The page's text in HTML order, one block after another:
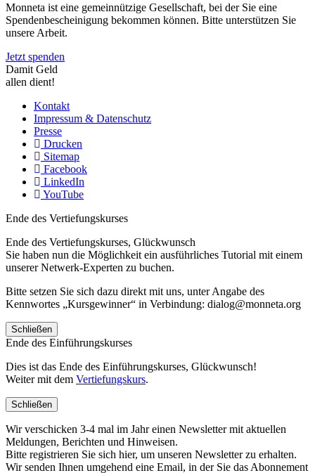
Monneta ist eine gemeinnützige Gesellschaft, bei der Sie eine
Spendenbescheinigung bekommen können. Bitte unterstützen Sie
unsere Arbeit.
Jetzt spenden
Damit Geld
allen dient!
Kontakt
Impressum & Datenschutz
Presse
Drucken
Sitemap
Facebook
LinkedIn
YouTube
Ende des Vertiefungskurses
Ende des Vertiefungskurses, Glückwunsch
Sie haben nun die Möglichkeit ein ausführliches Tutorial mit einem
unserer Netwerk-Experten zu buchen.
Bitte setzen Sie sich dazu direkt mit uns, unter Angabe des
Kennwortes „Kursgewinner“ in Verbindung: dialog@monneta.org
Schließen
Ende des Einführungskurses
Dies ist das Ende des Einführungskurses, Glückwunsch!
Weiter mit dem Vertiefungskurs.
Schließen
Wir verschicken 3-4 mal im Jahr einen Newsletter mit aktuellen
Meldungen, Berichten und Hinweisen.
Bitte registrieren Sie sich hier, um unseren Newsletter zu erhalten.
Wir senden Ihnen umgehend eine Email, in der Sie das Abonnement